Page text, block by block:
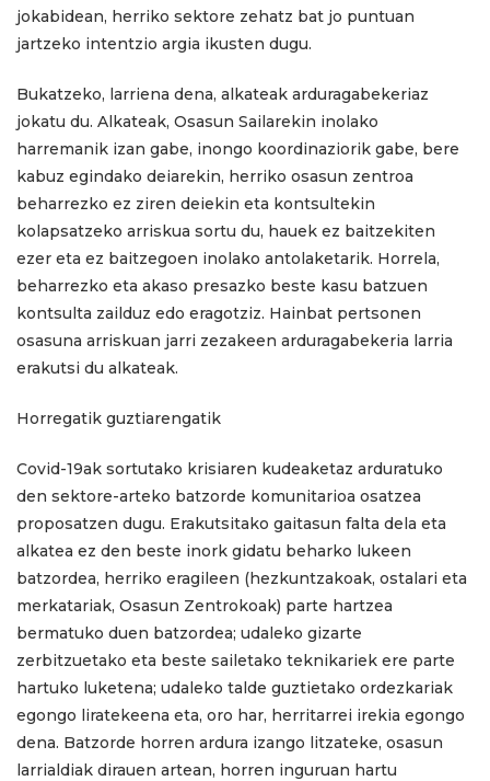
jokabidean, herriko sektore zehatz bat jo puntuan
jartzeko intentzio argia ikusten dugu.
Bukatzeko, larriena dena, alkateak arduragabekeriaz
jokatu du. Alkateak, Osasun Sailarekin inolako
harremanik izan gabe, inongo koordinaziorik gabe, bere
kabuz egindako deiarekin, herriko osasun zentroa
beharrezko ez ziren deiekin eta kontsultekin
kolapsatzeko arriskua sortu du, hauek ez baitzekiten
ezer eta ez baitzegoen inolako antolaketarik. Horrela,
beharrezko eta akaso presazko beste kasu batzuen
kontsulta zailduz edo eragotziz. Hainbat pertsonen
osasuna arriskuan jarri zezakeen arduragabekeria larria
erakutsi du alkateak.
Horregatik guztiarengatik
Covid-19ak sortutako krisiaren kudeaketaz arduratuko
den sektore-arteko batzorde komunitarioa osatzea
proposatzen dugu. Erakutsitako gaitasun falta dela eta
alkatea ez den beste inork gidatu beharko lukeen
batzordea, herriko eragileen (hezkuntzakoak, ostalari eta
merkatariak, Osasun Zentrokoak) parte hartzea
bermatuko duen batzordea; udaleko gizarte
zerbitzuetako eta beste sailetako teknikariek ere parte
hartuko luketena; udaleko talde guztietako ordezkariak
egongo liratekeena eta, oro har, herritarrei irekia egongo
dena. Batzorde horren ardura izango litzateke, osasun
larrialdiak dirauen artean, horren inguruan hartu